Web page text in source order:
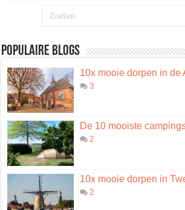
Populaire blogs
10x mooie dorpen in de
3
De 10 mooiste
2
10x mooie dorpen in
2